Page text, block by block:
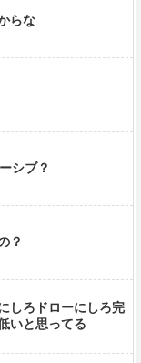
らな
シブ？
？
しろドローにしろ完
いと思ってる